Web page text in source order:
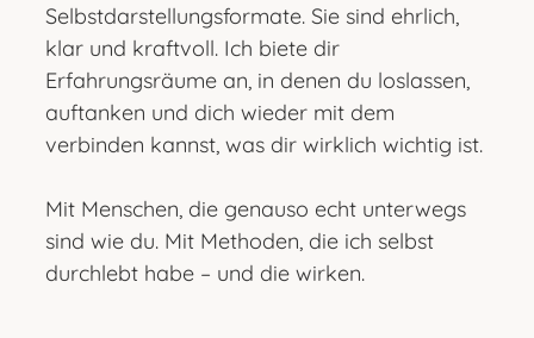
Selbstdarstellungsformate. Sie sind ehrlich,
klar und kraftvoll. Ich biete dir
Erfahrungsräume an, in denen du loslassen,
auftanken und dich wieder mit dem
verbinden kannst, was dir wirklich wichtig ist.
Mit Menschen, die genauso echt unterwegs
sind wie du. Mit Methoden, die ich selbst
durchlebt habe – und die wirken.